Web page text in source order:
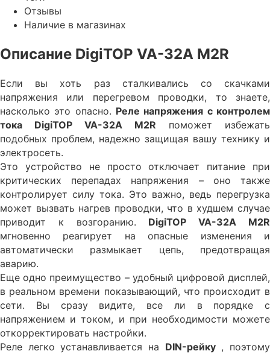
Отзывы
Наличие в магазинах
Описание DigiTOP VA-32A M2R
Если вы хоть раз сталкивались со скачками
напряжения или перегревом проводки, то знаете,
насколько это опасно. Реле напряжения с контролем
тока DigiTOP VA-32A M2R поможет избежать
подобных проблем, надежно защищая вашу технику и
электросеть.
Это устройство не просто отключает питание при
критических перепадах напряжения – оно также
контролирует силу тока. Это важно, ведь перегрузка
может вызвать нагрев проводки, что в худшем случае
приводит к возгоранию. DigiTOP VA-32A M2R
мгновенно реагирует на опасные изменения и
автоматически размыкает цепь, предотвращая
аварию.
Еще одно преимущество – удобный цифровой дисплей,
в реальном времени показывающий, что происходит в
сети. Вы сразу видите, все ли в порядке с
напряжением и током, и при необходимости можете
откорректировать настройки.
Реле легко устанавливается на DIN-рейку, поэтому